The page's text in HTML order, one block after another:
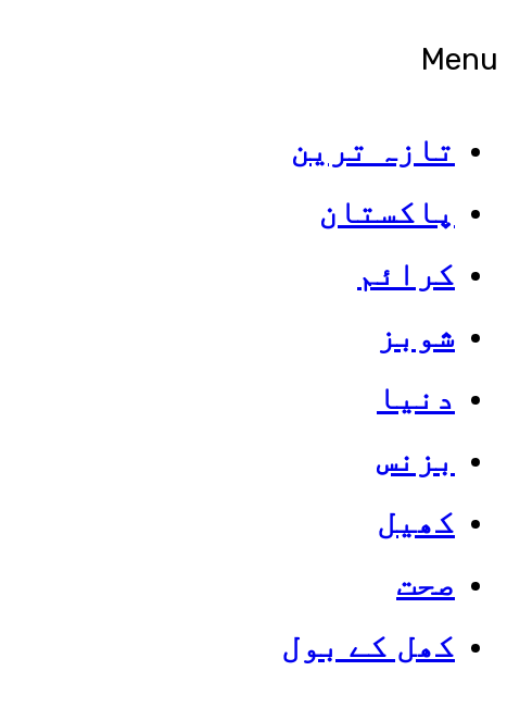
Menu
تازہ ترین
پاکستان
کرائم
شوبز
دنیا
بزنس
کھیل
صحت
کھل کے بول